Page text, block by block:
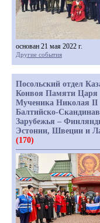
основан 21 мая 2022 г.
Другие события
Посольский отдел
Конвоя Памяти Царя
Мученика Николая II
Балтийско-
Зарубежья –
Эстонии, Швеции и
(170)